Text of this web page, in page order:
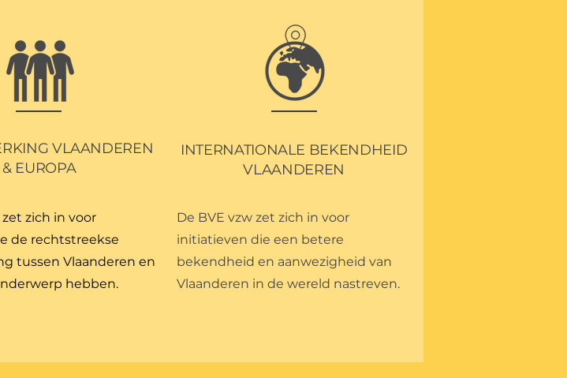
VLAANDEREN
& EUROPA
zet zich in voor
de rechtstreekse
tussen Vlaanderen en
hebben.
INTERNATIONALE BEKENDHEID
VLAANDEREN
De BVE vzw zet zich in voor
initiatieven die een betere
bekendheid en aanwezigheid van
Vlaanderen in de wereld nastreven.